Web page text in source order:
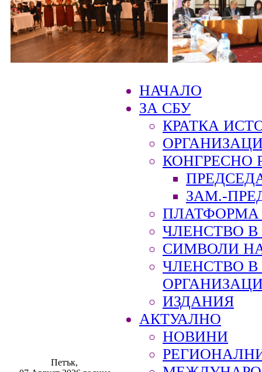
Петък,
НАЧАЛО
ЗА СБУ
КРАТКА
КОНГРЕСНО
ЗАМ.-
ПЛАТФОРМА
ЧЛЕНСТВО В
СИМВОЛИ
ЧЛЕНСТВО
ИЗДАНИЯ
АКТУАЛНО
НОВИНИ